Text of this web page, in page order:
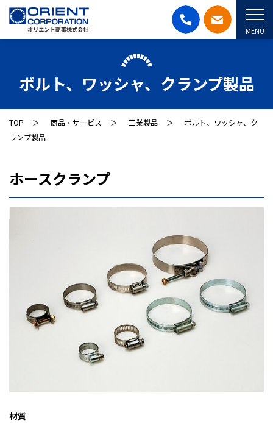
MENU
ボルト、ワッシャ、クランプ製品
TOP 商品・サービス 工業製品
ボルト、ワッシャ、ク
ランプ製品
ホースクランプ
材質